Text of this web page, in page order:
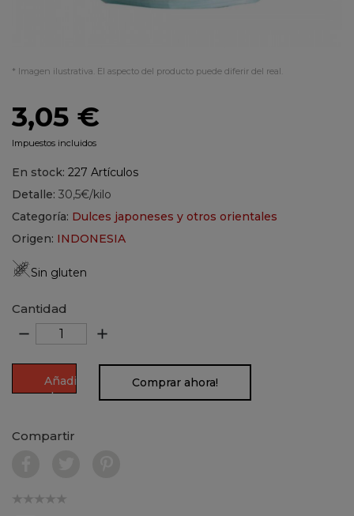
* Imagen ilustrativa. El aspecto del producto puede diferir del real.
3,05 €
Impuestos incluidos
En stock: 227 Artículos
Detalle: 30,5€/kilo
Categoría: Dulces japoneses y otros orientales
Origen: INDONESIA
Sin gluten
Cantidad
remove add
Añadir
al
Comprar ahora!
Compartir